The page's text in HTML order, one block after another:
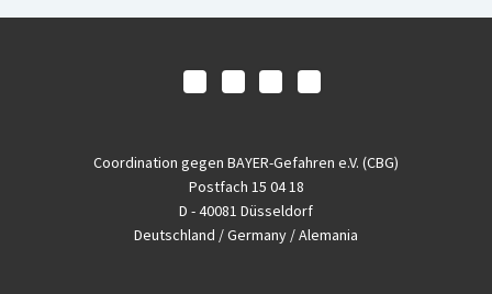
Coordination gegen BAYER-Gefahren e.V. (CBG)
Postfach 15 04 18
D - 40081 Düsseldorf
Deutschland / Germany / Alemania